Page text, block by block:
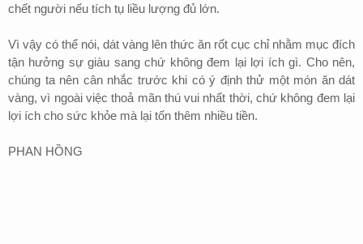
chết người nếu tích tụ liều lượng đủ lớn.
Vì vậy có thể nói, dát vàng lên thức ăn rốt cục chỉ nhằm mục đích
tận hưởng sự giàu sang chứ không đem lại lợi ích gì. Cho nên,
chúng ta nên cân nhắc trước khi có ý định thử một món ăn dát
vàng, vì ngoài việc thoả mãn thú vui nhất thời, chứ không đem lại
lợi ích cho sức khỏe mà lại tốn thêm nhiều tiền.
PHAN HỒNG